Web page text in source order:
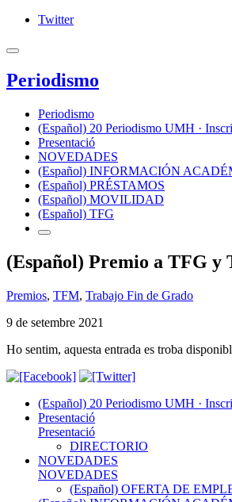
Twitter
Periodismo
Periodismo
(Español) 20 Periodismo UMH ·
Presentació
NOVEDADES
(Español) INFORMACIÓN
(Español) PRÉSTAMOS
(Español) MOVILIDAD
(Español) TFG
(Español) Premio a TFG y
Premios, TFM, Trabajo Fin de Grado
9 de setembre 2021
Ho sentim, aquesta entrada es troba
(Español) 20 Periodismo UMH ·
Presentació
Presentació
DIRECTORIO
NOVEDADES
NOVEDADES
(Español) OFERTA DE